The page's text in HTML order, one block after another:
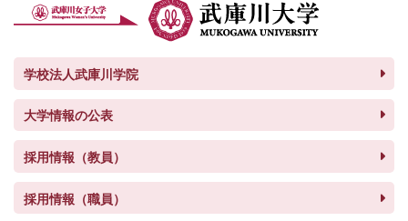
学校法人武庫川学院
大学情報の公表
採用情報（教員）
採用情報（職員）